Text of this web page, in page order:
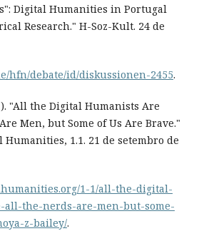
Digital Humanities in Portugal
Research." H-Soz-Kult. 24 de
hfn/debate/id/diskussionen-2455.
"All the Digital Humanists Are
Men, but Some of Us Are Brave."
Humanities, 1.1. 21 de setembro de
1-1/all-the-digital-
the-nerds-are-men-but-some-
z-bailey/.